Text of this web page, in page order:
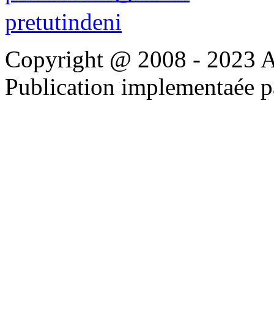
Copyright @ 2008 - 2023
Publication implementaée